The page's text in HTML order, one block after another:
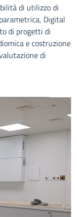
di utilizzo di
Digital
di progetti di
e costruzione
di